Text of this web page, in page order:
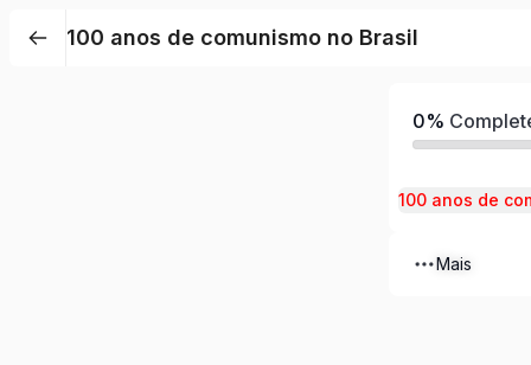
100 anos de comunismo no Brasil
0%
100 anos de
Mais